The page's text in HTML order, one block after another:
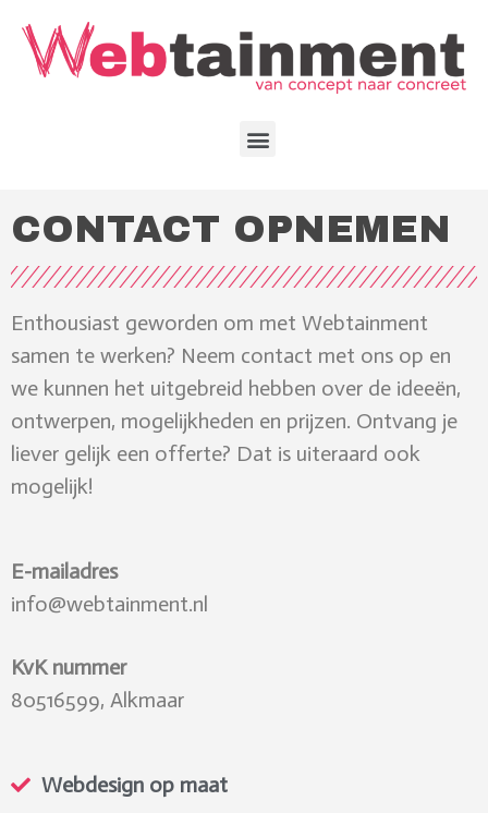
CONTACT OPNEMEN
Enthousiast geworden om met Webtainment
samen te werken? Neem contact met ons op en
we kunnen het uitgebreid hebben over de ideeën,
ontwerpen, mogelijkheden en prijzen. Ontvang je
liever gelijk een offerte? Dat is uiteraard ook
mogelijk!
E-mailadres
info@webtainment.nl
KvK nummer
80516599, Alkmaar
Webdesign op maat